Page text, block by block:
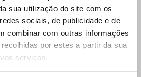
sua utilização do site com os
sociais, de publicidade e de
combinar com outras informações
por estes a partir da sua
serviços.